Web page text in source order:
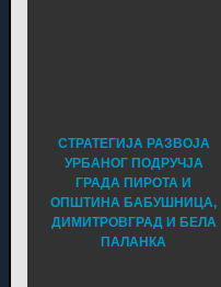
СТРАТЕГИЈА РАЗВОЈА
УРБАНОГ ПОДРУЧЈА
ГРАДА ПИРОТА И
ОПШТИНА БАБУШНИЦА,
ДИМИТРОВГРАД И БЕЛА
ПАЛАНКА